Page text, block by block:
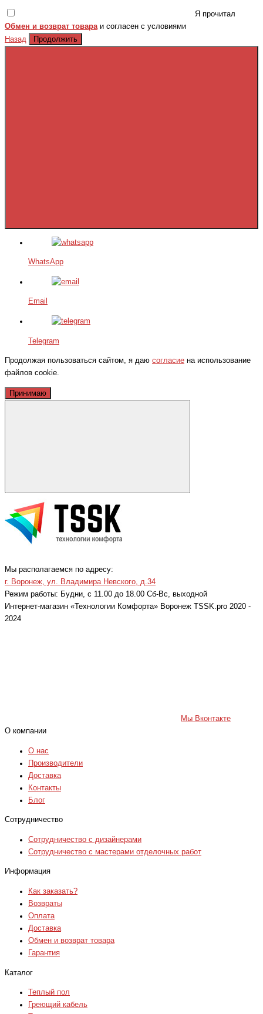
Я прочитал
Обмен и возврат товараи согласен с условиями
Назад
Продолжить
WhatsApp
Email
Telegram
Продолжая пользоваться сайтом, я даю согласие на использование
файлов cookie.
Принимаю
Мы располагаемся по адресу:
г. Воронеж, ул. Владимира Невского, д.34
Режим работы: Будни, с 11.00 до 18.00 Cб-Вс, выходной
Интернет-магазин «Технологии Комфорта» Воронеж TSSK.pro 2020 -
2024
Мы Вконтакте
О компании
О нас
Производители
Доставка
Контакты
Блог
Сотрудничество
Сотрудничество с дизайнерами
Сотрудничество с мастерами отделочных работ
Информация
Как заказать?
Возвраты
Оплата
Доставка
Обмен и возврат товара
Гарантия
Каталог
Теплый пол
Греющий кабель